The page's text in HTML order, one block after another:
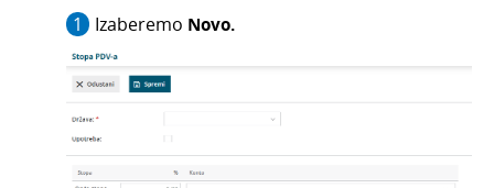
Poslovnice
Blagajne
Stope PDV-a
Šifrarnik stope PDV-a
Uvoz i izvoz podataka
Izaberemo Novo.